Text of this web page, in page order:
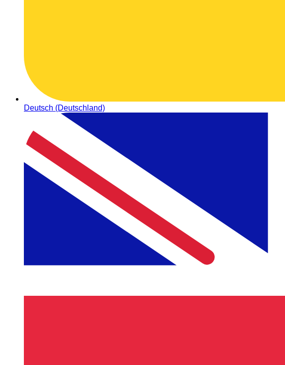
Deutsch (Deutschland)